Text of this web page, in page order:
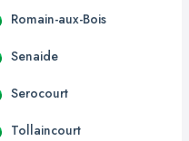
Romain-aux-Bois
Senaide
Serocourt
Tollaincourt